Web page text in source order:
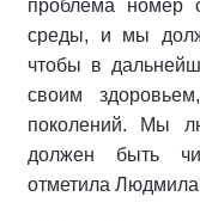
проблема номер
среды, и мы
чтобы в
своим
поколений. Мы
должен быть
отметила Людмила